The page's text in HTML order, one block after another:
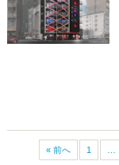
« 前へ 1